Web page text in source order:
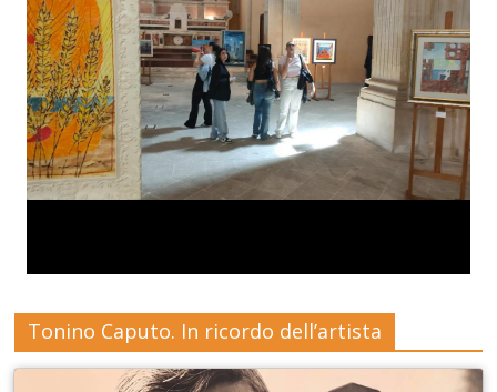
Tonino Caputo. In ricordo dell’artista